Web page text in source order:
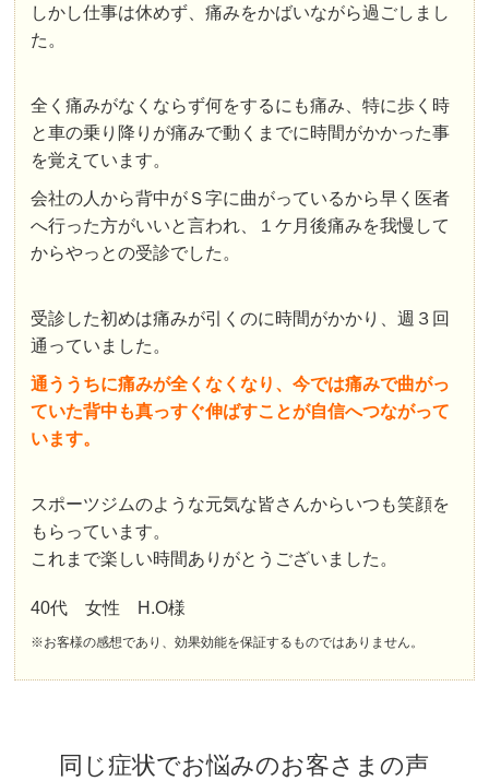
しかし仕事は休めず、痛みをかばいながら過ごしまし
た。
全く痛みがなくならず何をするにも痛み、特に歩く時
と車の乗り降りが痛みで動くまでに時間がかかった事
を覚えています。
会社の人から背中がＳ字に曲がっているから早く医者
へ行った方がいいと言われ、１ケ月後痛みを我慢して
からやっとの受診でした。
受診した初めは痛みが引くのに時間がかかり、週３回
通っていました。
通ううちに痛みが全くなくなり、今では痛みで曲がっ
ていた背中も真っすぐ伸ばすことが自信へつながって
います。
スポーツジムのような元気な皆さんからいつも笑顔を
もらっています。
これまで楽しい時間ありがとうございました。
40代 女性 H.O様
※お客様の感想であり、効果効能を保証するものではありません。
同じ症状でお悩みのお客さまの声